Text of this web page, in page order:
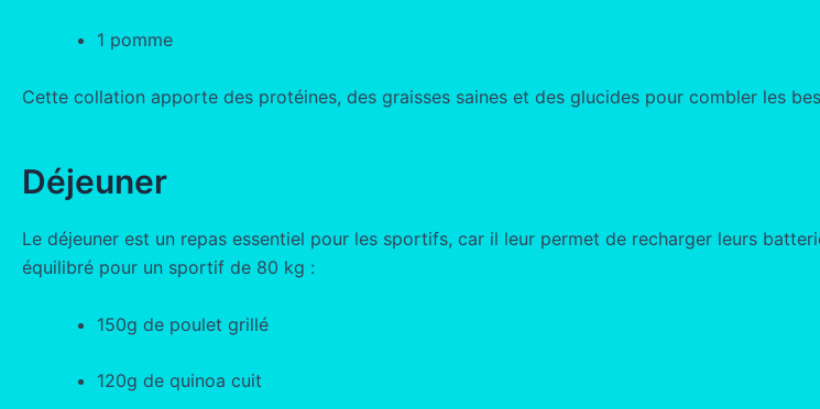
1 pomme
Cette collation apporte des protéines, des graisses saines et des glucides pour combler les
Déjeuner
Le déjeuner est un repas essentiel pour les sportifs, car il leur permet de recharger leurs
équilibré pour un sportif de 80 kg :
150g de poulet grillé
120g de quinoa cuit